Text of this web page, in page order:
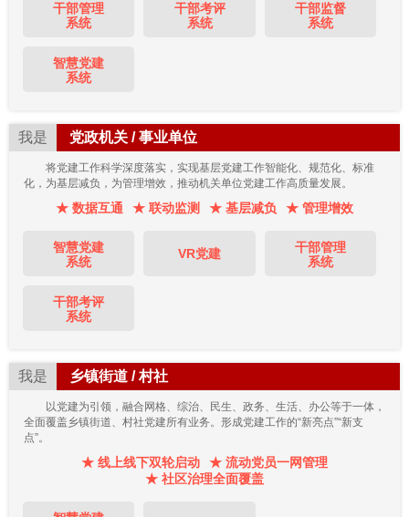
干部管理
系统
干部考评
系统
干部监督
系统
智慧党建
系统
我是 党政机关 / 事业单位
将党建工作科学深度落实，实现基层党建工作智能化、规范化、标准
化，为基层减负，为管理增效，推动机关单位党建工作高质量发展。
★ 数据互通 ★ 联动监测 ★ 基层减负 ★ 管理增效
智慧党建
系统
VR党建
干部管理
系统
干部考评
系统
我是 乡镇街道 / 村社
以党建为引领，融合网格、综治、民生、政务、生活、办公等于一体，
全面覆盖乡镇街道、村社党建所有业务。形成党建工作的“新亮点”“新支
点”。
★ 线上线下双轮启动
★ 流动党员一网管理
★ 社区治理全面覆盖